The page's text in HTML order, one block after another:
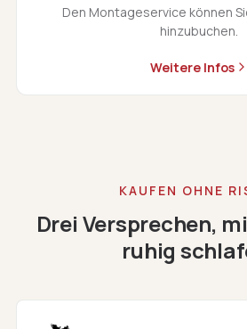
Den Montageservice können
hinzubuchen.
Weitere Infos
KAUFEN OHNE
Drei Versprechen,
ruhig